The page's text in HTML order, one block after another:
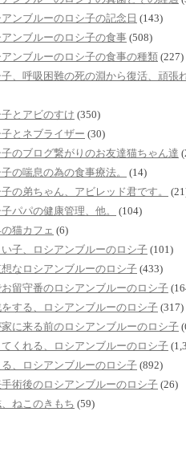
ンブルーのロシ子の記念日 (143)
ンブルーのロシ子の食事 (508)
ンブルーのロシ子の食事の種類 (227)
、呼吸困難の死の淵から復活、頑張
とアビのすけ (350)
とネブライザー (30)
のブログ繋がりのお友達猫ちゃん達
の喘息の為の食事療法。
(14)
の弟ちゃん、アビレッド君です。
パパの健康管理、他。
(104)
猫カフェ (6)
子、ロシアンブルーのロシ子 (101)
なロシアンブルーのロシ子 (433)
留守番のロシアンブルーのロシ子
する、ロシアンブルーのロシ子 (317)
に来る前のロシアンブルーのロシ子
くれる、ロシアンブルーのロシ子
、ロシアンブルーのロシ子 (892)
術後のロシアンブルーのロシ子 (26)
ねこのきもち (59)